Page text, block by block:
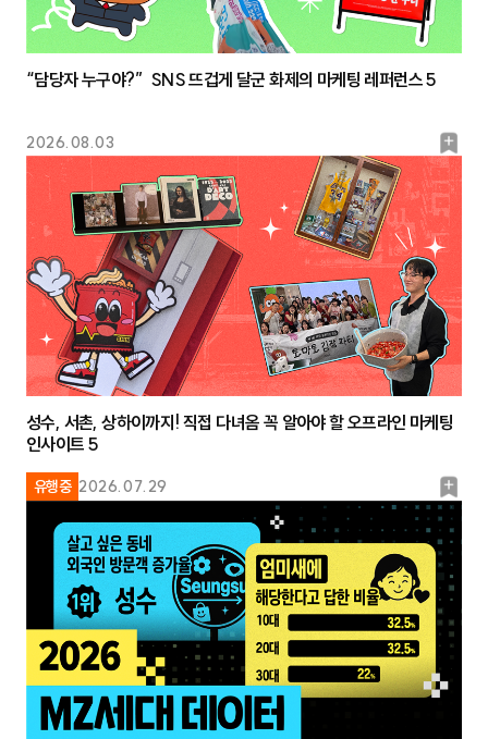
2026.08.03
북
마
크
“담당자 누구야?” SNS 뜨겁게 달군 화제의 마케팅 레퍼런스 5
유행중 2026.07.29
북
마
크
성수, 서촌, 상하이까지! 직접 다녀옴 꼭 알아야 할 오프라인 마케팅
인사이트 5